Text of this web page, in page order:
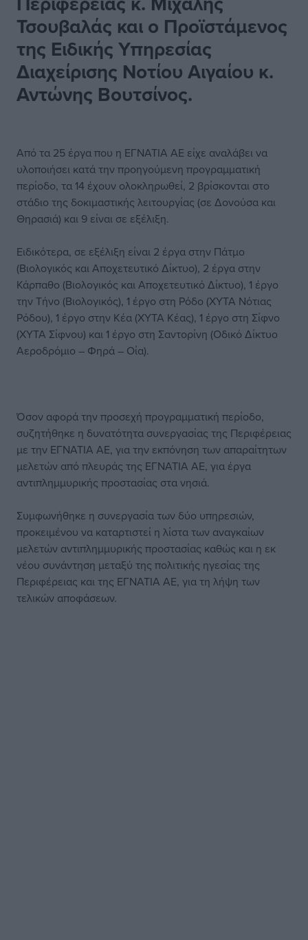
Τσουβαλάς και ο Προϊστάμενος
της Ειδικής Υπηρεσίας
Διαχείρισης Νοτίου Αιγαίου κ.
Αντώνης Βουτσίνος.
Από τα 25 έργα που η ΕΓΝΑΤΙΑ ΑΕ είχε αναλάβει να
υλοποιήσει κατά την προηγούμενη προγραμματική
περίοδο, τα 14 έχουν ολοκληρωθεί, 2 βρίσκονται στο
στάδιο της δοκιμαστικής λειτουργίας (σε Δονούσα και
Θηρασιά) και 9 είναι σε εξέλιξη.
Ειδικότερα, σε εξέλιξη είναι 2 έργα στην Πάτμο
(Βιολογικός και Αποχετευτικό Δίκτυο), 2 έργα στην
Κάρπαθο (Βιολογικός και Αποχετευτικό Δίκτυο), 1 έργο
την Τήνο (Βιολογικός), 1 έργο στη Ρόδο (ΧΥΤΑ Νότιας
Ρόδου), 1 έργο στην Κέα (ΧΥΤΑ Κέας), 1 έργο στη Σίφνο
(ΧΥΤΑ Σίφνου) και 1 έργο στη Σαντορίνη (Οδικό Δίκτυο
Αεροδρόμιο – Φηρά – Οία).
Όσον αφορά την προσεχή προγραμματική περίοδο,
συζητήθηκε η δυνατότητα συνεργασίας της Περιφέρειας
με την ΕΓΝΑΤΙΑ ΑΕ, για την εκπόνηση των απαραίτητων
μελετών από πλευράς της ΕΓΝΑΤΙΑ ΑΕ, για έργα
αντιπλημμυρικής προστασίας στα νησιά.
Συμφωνήθηκε η συνεργασία των δύο υπηρεσιών,
προκειμένου να καταρτιστεί η λίστα των αναγκαίων
μελετών αντιπλημμυρικής προστασίας καθώς και η εκ
νέου συνάντηση μεταξύ της πολιτικής ηγεσίας της
Περιφέρειας και της ΕΓΝΑΤΙΑ ΑΕ, για τη λήψη των
τελικών αποφάσεων.